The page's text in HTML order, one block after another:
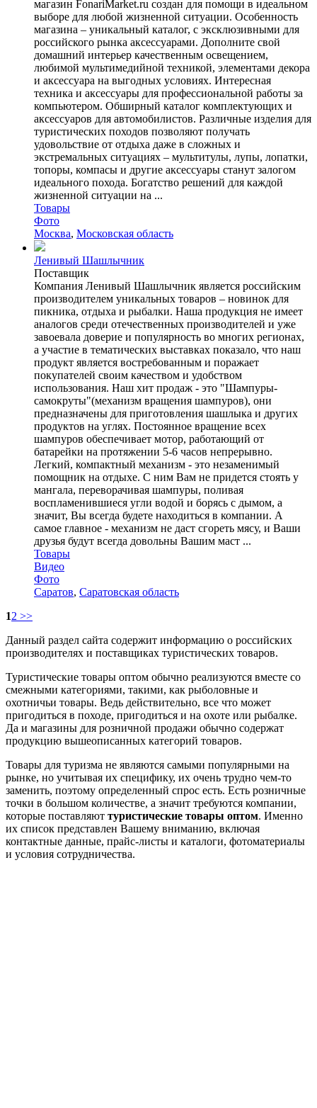
магазин FonariMarket.ru создан для помощи в идеальном
выборе для любой жизненной ситуации. Особенность
магазина – уникальный каталог, с эксклюзивными для
российского рынка аксессуарами. Дополните свой
домашний интерьер качественным освещением,
любимой мультимедийной техникой, элементами декора
и аксессуара на выгодных условиях. Интересная
техника и аксессуары для профессиональной работы за
компьютером. Обширный каталог комплектующих и
аксессуаров для автомобилистов. Различные изделия для
туристических походов позволяют получать
удовольствие от отдыха даже в сложных и
экстремальных ситуациях – мультитулы, лупы, лопатки,
топоры, компасы и другие аксессуары станут залогом
идеального похода. Богатство решений для каждой
жизненной ситуации на ...
Товары
Фото
Москва, Московская область
Ленивый Шашлычник
Поставщик
Компания Ленивый Шашлычник является российским
производителем уникальных товаров – новинок для
пикника, отдыха и рыбалки. Наша продукция не имеет
аналогов среди отечественных производителей и уже
завоевала доверие и популярность во многих регионах,
а участие в тематических выставках показало, что наш
продукт является востребованным и поражает
покупателей своим качеством и удобством
использования. Наш хит продаж - это "Шампуры-
самокруты"(механизм вращения шампуров), они
предназначены для приготовления шашлыка и других
продуктов на углях. Постоянное вращение всех
шампуров обеспечивает мотор, работающий от
батарейки на протяжении 5-6 часов непрерывно.
Легкий, компактный механизм - это незаменимый
помощник на отдыхе. С ним Вам не придется стоять у
мангала, переворачивая шампуры, поливая
воспламенившиеся угли водой и борясь с дымом, а
значит, Вы всегда будете находиться в компании. А
самое главное - механизм не даст сгореть мясу, и Ваши
друзья будут всегда довольны Вашим маст ...
Товары
Видео
Фото
Саратов, Саратовская область
12 >>
Данный раздел сайта содержит информацию о российских
производителях и поставщиках туристических товаров.
Туристические товары оптом обычно реализуются вместе со
смежными категориями, такими, как рыболовные и
охотничьи товары. Ведь действительно, все что может
пригодиться в походе, пригодиться и на охоте или рыбалке.
Да и магазины для розничной продажи обычно содержат
продукцию вышеописанных категорий товаров.
Товары для туризма не являются самыми популярными на
рынке, но учитывая их специфику, их очень трудно чем-то
заменить, поэтому определенный спрос есть. Есть розничные
точки в большом количестве, а значит требуются компании,
которые поставляют туристические товары оптом. Именно
их список представлен Вашему вниманию, включая
контактные данные, прайс-листы и каталоги, фотоматериалы
и условия сотрудничества.